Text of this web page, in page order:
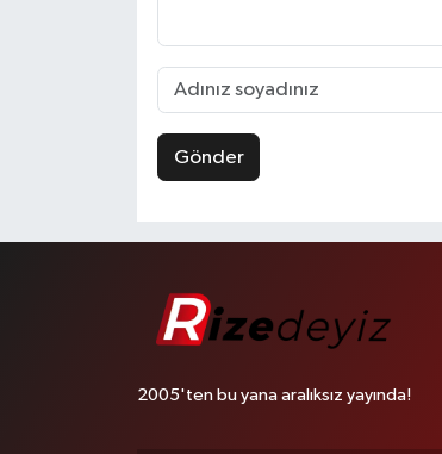
Gönder
2005'ten bu yana aralıksız yayında!